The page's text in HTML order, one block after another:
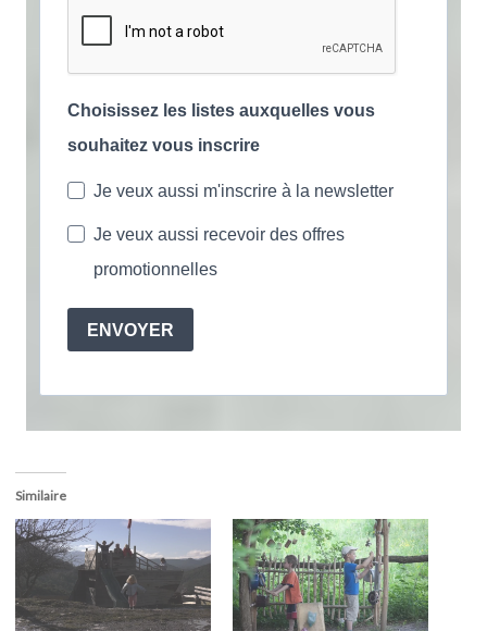
Choisissez les listes auxquelles vous
souhaitez vous inscrire
Je veux aussi m'inscrire à la newsletter
Je veux aussi recevoir des offres
promotionnelles
ENVOYER
Similaire